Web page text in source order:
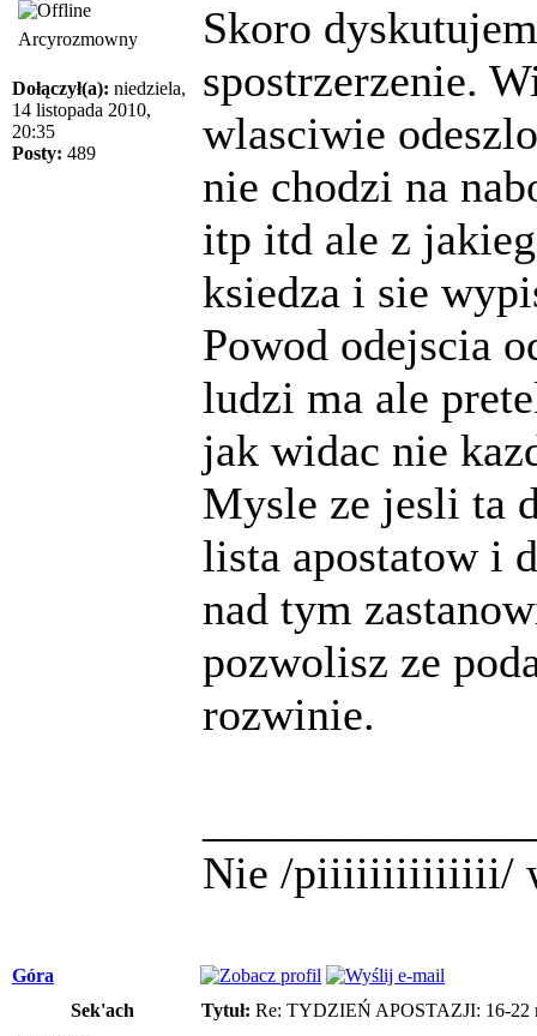
Arcyrozmowny
Dołączył(a): niedziela,
14 listopada 2010,
20:35
Posty: 489
Skoro
spostrzerzenie.
wlasciwie
nie chodzi na
itp itd ale z
ksiedza i sie
Powod odejscia
ludzi ma ale
jak widac nie
Mysle ze jesli ta
lista apostatow i
nad tym
pozwolisz ze
rozwinie.
Nie /piiiiiiiiiiiiii/
Góra
Sek'ach
Tytuł: Re: TYDZIEŃ APOSTAZJI: 16-22